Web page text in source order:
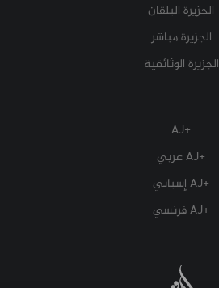
الجزيرة البلقان
الجزيرة مباشر
الجزيرة الوثائقية
+AJ
+AJ عربي
+AJ إسباني
+AJ فرنسي